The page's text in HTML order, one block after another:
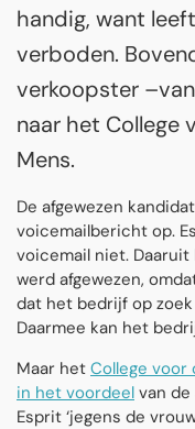
handig, want
verboden.
verkoopster
naar het College
Mens.
De afgewezen
voicemailbericht op.
voicemail niet.
werd afgewezen,
dat het bedrijf op
Daarmee kan het
Maar het College voor
in het voordeel van
Esprit ‘jegens de